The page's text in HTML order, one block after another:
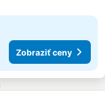
Zobraziť ceny